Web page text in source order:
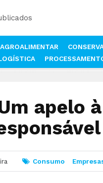
AGROALIMENTAR
OPINIÃO: UM APELO À
apelo
Consumo